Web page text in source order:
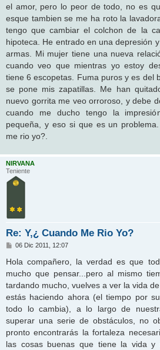
el amor, pero lo peor de todo, no es
esque tambien se me ha roto la
tengo que cambiar el colchon de la
hipoteca. He entrado en una depresión
armas. Mi mujer tiene una nueva
cuando veo que mientras yo estoy
tiene 6 escopetas. Fuma puros y es del
se pone mis zapatillas. Me han
nuevo gorrita me veo orroroso, y debe
cuando me ducho tengo la
pequeña, y eso si que es un
me rio yo?.
NIRVANA
Teniente
Re: Y,¿ Cuando Me Rio Yo?
M
n
a
j
e
06 Dic 2011, 12:07
Hola compañero, la verdad es que
mucho que pensar...pero al mismo
tardando mucho, vuelves a ver la vida
estás haciendo ahora (el tiempo por
todo lo cambia), a lo largo de
superar una serie de obstáculos, no
pronto encontrarás la fortaleza
las cosas buenas que tiene la vida y